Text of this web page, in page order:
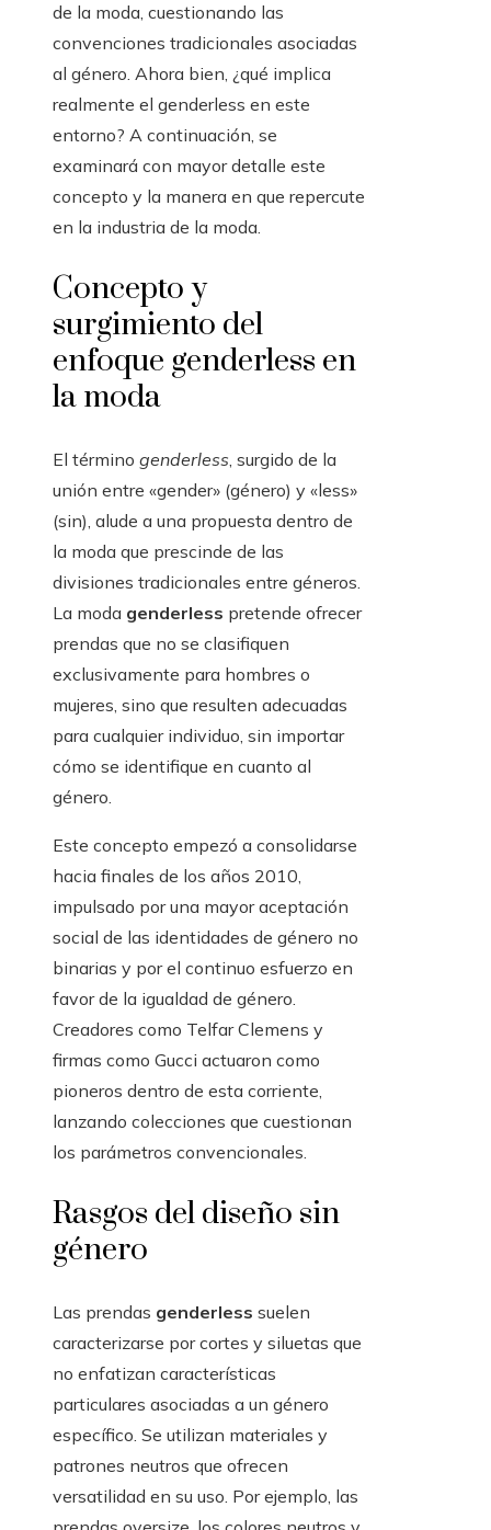
de la moda, cuestionando las
convenciones tradicionales asociadas
al género. Ahora bien, ¿qué implica
realmente el genderless en este
entorno? A continuación, se
examinará con mayor detalle este
concepto y la manera en que repercute
en la industria de la moda.
Concepto y
surgimiento del
enfoque genderless en
la moda
El término genderless, surgido de la
unión entre «gender» (género) y «less»
(sin), alude a una propuesta dentro de
la moda que prescinde de las
divisiones tradicionales entre géneros.
La moda genderless pretende ofrecer
prendas que no se clasifiquen
exclusivamente para hombres o
mujeres, sino que resulten adecuadas
para cualquier individuo, sin importar
cómo se identifique en cuanto al
género.
Este concepto empezó a consolidarse
hacia finales de los años 2010,
impulsado por una mayor aceptación
social de las identidades de género no
binarias y por el continuo esfuerzo en
favor de la igualdad de género.
Creadores como Telfar Clemens y
firmas como Gucci actuaron como
pioneros dentro de esta corriente,
lanzando colecciones que cuestionan
los parámetros convencionales.
Rasgos del diseño sin
género
Las prendas genderless suelen
caracterizarse por cortes y siluetas que
no enfatizan características
particulares asociadas a un género
específico. Se utilizan materiales y
patrones neutros que ofrecen
versatilidad en su uso. Por ejemplo, las